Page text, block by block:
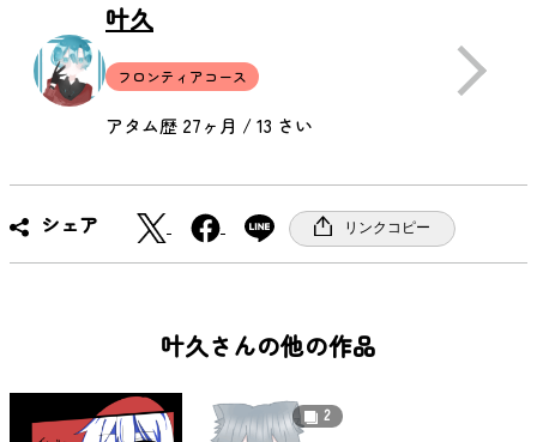
叶久
フロンティアコース
アタム歴 27ヶ月 / 13 さい
シェア
a
c
o
k
リンクコピー
叶久さんの他の作品
2